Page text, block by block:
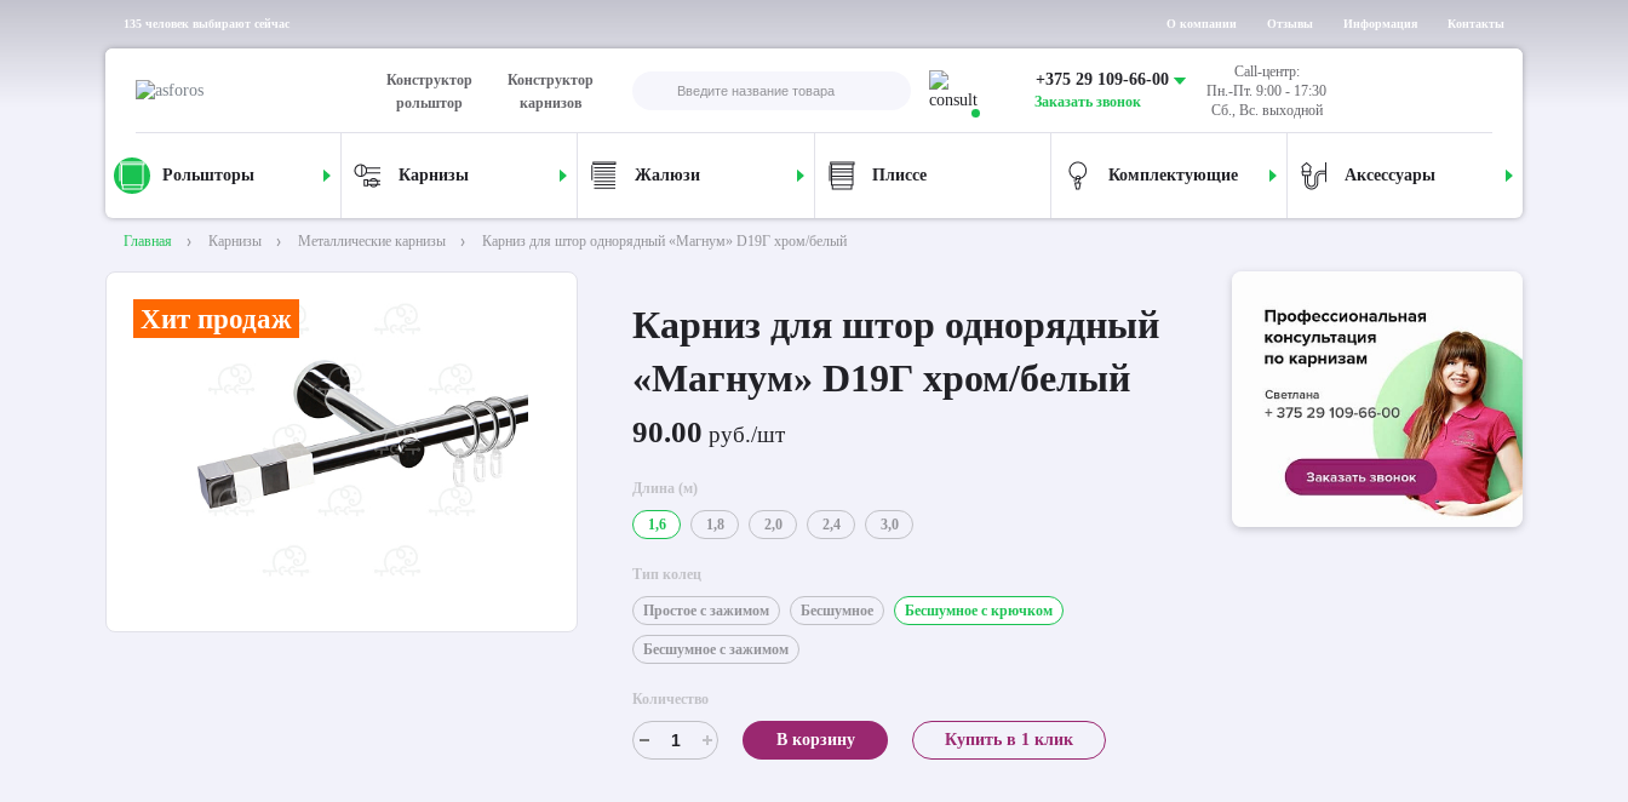
135 человек выбирают сейчас О компании Отзывы Информация Контакты
Конструктор
рольштор
Конструктор
карнизов
+375 29 109-66-00
Заказать звонок
Call-центр:
Пн.-Пт. 9:00 - 17:30
Сб., Вс. выходной
Рольшторы Карнизы Жалюзи Плиссе Комплектующие Аксессуары
Главная Карнизы Металлические карнизы Карниз для штор однорядный «Магнум» D19Г хром/белый
Хит продаж
Карниз для штор однорядный
«Магнум» D19Г хром/белый
90.00 руб./шт
Длина (м)
1,6 1,8 2,0 2,4 3,0
Тип колец
Простое с зажимом Бесшумное Бесшумное с крючком
Бесшумное с зажимом
Количество
В корзину Купить в 1 клик